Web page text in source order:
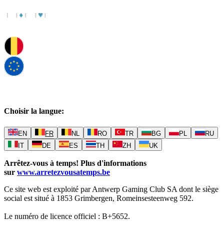
Choisir la langue:
EN FR NL RO TR BG PL
RU
IT
DE ES TH ZH UK
Arrêtez-vous à temps! Plus d'informations
sur www.arretezvousatemps.be
Ce site web est exploité par Antwerp Gaming Club SA dont le siège
social est situé à 1853 Grimbergen, Romeinsesteenweg 592.
Le numéro de licence officiel : B+5652.